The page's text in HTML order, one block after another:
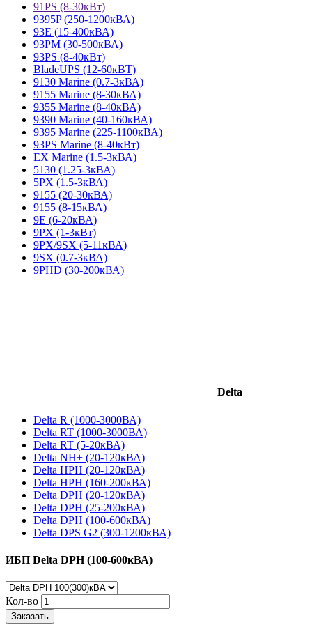
91PS (8-30кВт)
9395P (250-1200кВА)
93E (15-400кВА)
93PM (30-500кВА)
93PS (8-40кВт)
BladeUPS (12-60кВТ)
9130 Marine (0.7-3кВА)
9155 Marine (8-30кВА)
9355 Marine (8-40кВА)
9390 Marine (40-160кВА)
9395 Marine (225-1100кВА)
93PS Marine (8-40кВт)
EX Marine (1.5-3кВА)
5130 (1.25-3кВА)
5PX (1.5-3кВА)
9155 (20-30кВА)
9155 (8-15кВА)
9E (6-20кВА)
9PX (1-3кВт)
9PX/9SX (5-11кВА)
9SX (0.7-3кВА)
9PHD (30-200кВА)
Delta
Delta R (1000-3000ВА)
Delta RT (1000-3000ВА)
Delta RT (5-20кВА)
Delta NH+ (20-120кВА)
Delta HPH (20-120кВА)
Delta HPH (160-200кВА)
Delta DPH (20-120кВА)
Delta DPH (25-200кВА)
Delta DPH (100-600кВА)
Delta DPS G2 (300-1200кВА)
ИБП Delta DPH (100-600кВА)
Кол-во
Заказать